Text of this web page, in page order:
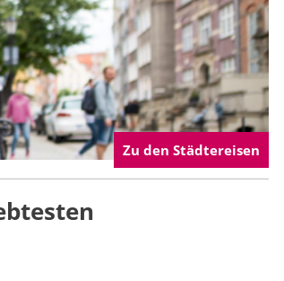
Zu den Städtereisen